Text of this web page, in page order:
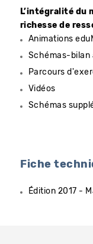
L’intégralité du
richesse de
Animations
Schémas-bilan
Parcours
Vidéos
Schémas
Fiche
Édition 2017 -